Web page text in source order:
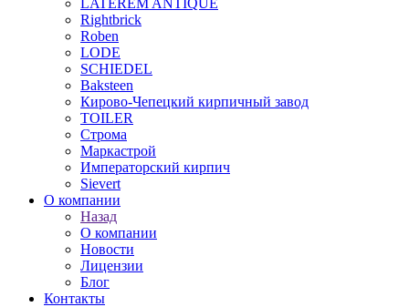
LATEREM ANTIQUE
Rightbrick
Roben
LODE
SCHIEDEL
Baksteen
Кирово-Чепецкий кирпичный завод
TOILER
Строма
Маркастрой
Императорский кирпич
Sievert
О компании
Назад
О компании
Новости
Лицензии
Блог
Контакты